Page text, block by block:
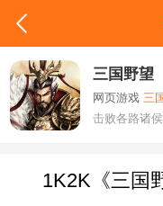
三国野望
网页游戏 三
击败各路诸
1K2K《三国